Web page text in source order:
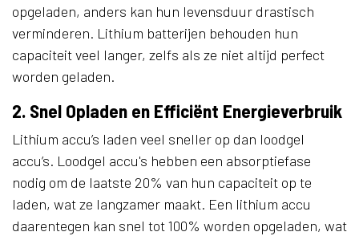
opgeladen, anders kan hun levensduur drastisch
verminderen. Lithium batterijen behouden hun
capaciteit veel langer, zelfs als ze niet altijd perfect
worden geladen.
2. Snel Opladen en Efficiënt Energieverbruik
Lithium accu’s laden veel sneller op dan loodgel
accu’s. Loodgel accu's hebben een absorptiefase
nodig om de laatste 20% van hun capaciteit op te
laden, wat ze langzamer maakt. Een lithium accu
daarentegen kan snel tot 100% worden opgeladen, wat